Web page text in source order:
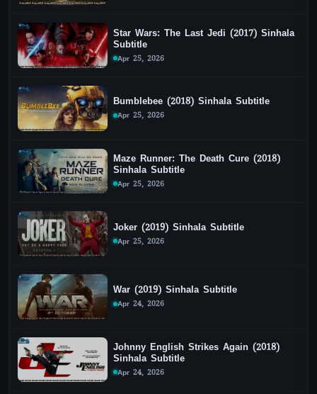
Star Wars: The Last Jedi (2017) Sinhala
Subtitle
Apr 25, 2026
Bumblebee (2018) Sinhala Subtitle
Apr 25, 2026
Maze Runner: The Death Cure (2018)
Sinhala Subtitle
Apr 25, 2026
Joker (2019) Sinhala Subtitle
Apr 25, 2026
War (2019) Sinhala Subtitle
Apr 24, 2026
Johnny English Strikes Again (2018)
Sinhala Subtitle
Apr 24, 2026